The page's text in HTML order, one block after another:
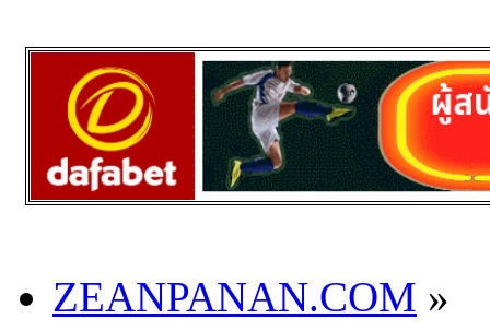
ZEANPANAN.COM »